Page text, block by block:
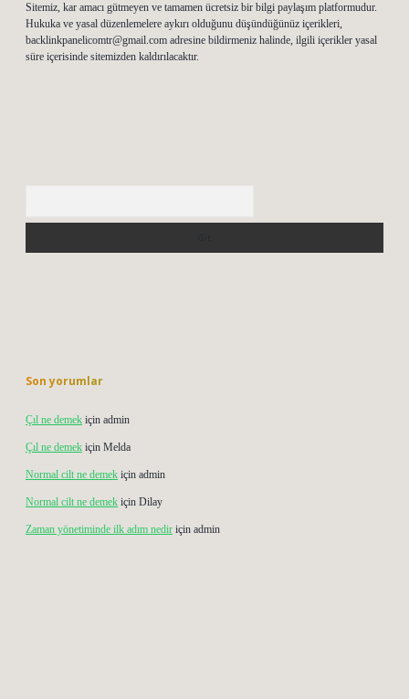
Sitemiz, kar amacı gütmeyen ve tamamen ücretsiz bir bilgi paylaşım platformudur.
Hukuka ve yasal düzenlemelere aykırı olduğunu düşündüğünüz içerikleri,
backlinkpanelicomtr@gmail.com adresine bildirmeniz halinde, ilgili içerikler yasal
süre içerisinde sitemizden kaldırılacaktır.
Son yorumlar
Çıl ne demek için admin
Çıl ne demek için Melda
Normal cilt ne demek için admin
Normal cilt ne demek için Dilay
Zaman yönetiminde ilk adım nedir için admin